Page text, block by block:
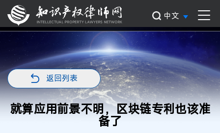
中文
返回列表
就算应用前景不明，区块链专利也该准
备了